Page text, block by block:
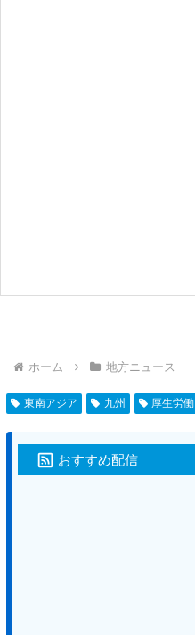
ホーム 地方ニュース
東南アジア 九州 厚生労働
おすすめ配信